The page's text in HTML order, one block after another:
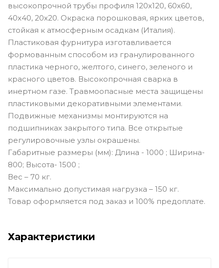
высокопрочной трубы профиля 120х120, 60х60,
40х40, 20х20. Окраска порошковая, ярких цветов,
стойкая к атмосферным осадкам (Италия).
Пластиковая фурнитура изготавливается
формованным способом из гранулированного
пластика черного, желтого, синего, зеленого и
красного цветов. Высокопрочная сварка в
инертном газе. Травмоопасные места защищены
пластиковыми декоративными элементами.
Подвижные механизмы монтируются на
подшипниках закрытого типа. Все открытые
регулировочные узлы окрашены.
Габаритные размеры (мм): Длина - 1000 ; Ширина-
800; Высота- 1500 ;
Вес – 70 кг.
Максимально допустимая нагрузка – 150 кг.
Товар оформляется под заказ и 100% предоплате.
Характеристики